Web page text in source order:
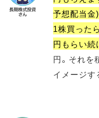
予想配当金
1株買った
円もらい続
円。それを
イメージす